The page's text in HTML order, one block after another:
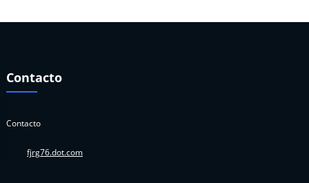
Contacto
Contacto
fjrg76.dot.com